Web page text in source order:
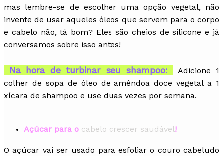
mas lembre-se de escolher uma opção vegetal, não
invente de usar aqueles óleos que servem para o corpo
e cabelo não, tá bom? Eles são cheios de silicone e já
conversamos sobre isso antes!
Na hora de turbinar seu shampoo:
Adicione 1
colher de sopa de óleo de amêndoa doce vegetal a 1
xícara de shampoo e use duas vezes por semana.
Açúcar para o cabelo crescer saudável!
O açúcar vai ser usado para esfoliar o couro cabeludo